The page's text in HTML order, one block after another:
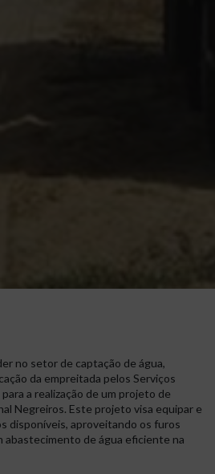
no setor de captação de água,
da empreitada pelos Serviços
a realização de um projeto de
Negreiros. Este projeto visa equipar e
disponíveis, aproveitando os furos
abastecimento de água eficiente na